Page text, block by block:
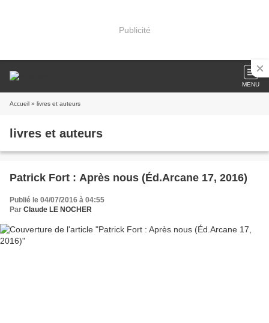
Publicité
MENU
Accueil » livres et auteurs
livres et auteurs
Patrick Fort : Après nous (Éd.Arcane 17, 2016)
Publié le 04/07/2016 à 04:55
Par Claude LE NOCHER